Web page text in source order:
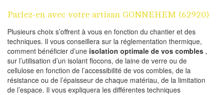
Parlez-en avec votre artisan GONNEHEM (62920)
Plusieurs choix s’offrent à vous en fonction du chantier et des
techniques. Il vous conseillera sur la réglementation thermique,
comment bénéficier d’une isolation optimale de vos combles ,
sur l’utilisation d’un isolant flocons, de laine de verre ou de
cellulose en fonction de l’accessibilité de vos combles, de la
résistance ou de l’épaisseur de chaque matériau, de la limitation
de l’espace. Il vous expliquera les différentes techniques